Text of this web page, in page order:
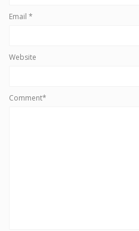
Email *
Website
Comment*